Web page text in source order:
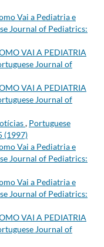
Vai a Pediatria e
Journal of Pediatrics:
VAI A PEDIATRIA
Journal of
VAI A PEDIATRIA
Journal of
, Portuguese
(1997)
Vai a Pediatria e
Journal of Pediatrics:
Vai a Pediatria e
Journal of Pediatrics:
VAI A PEDIATRIA
Journal of